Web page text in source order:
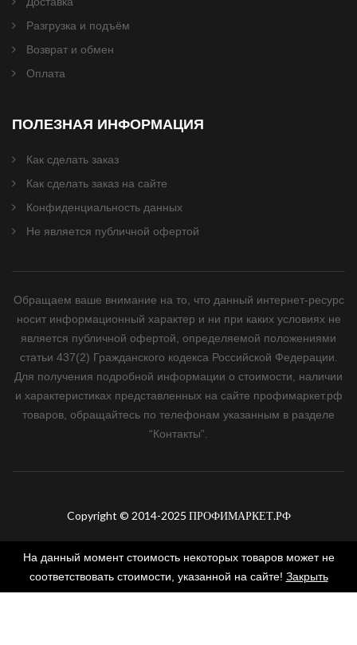
Разгрузка и подъём
Возврат и обмен
Оплата
ПОЛЕЗНАЯ ИНФОРМАЦИЯ
Как сделать заказ
Как сделать заказ на сайте
Конфиденциальность данных
Не является публичной офертой
Обращаем ваше внимание на то, что данный интернет-ресурс
носит информационный характер и ни при каких условиях не
является публичной офертой, определяемой положениями
статьи 437(2) Гражданского кодекса Российской Федерации.
Для получения подробной информации о стоимости, наличии
и характеристиках представленных на сайте профимаркет.рф
товаров, обращайтесь по телефонам указанным в разделе
“Контакты”.
Copyright © 2014-2025 ПРОФИМАРКЕТ.РФ
На данный момент стоимость некоторых товаров может не
соответствовать стоимости, указанной на сайте! Закрыть